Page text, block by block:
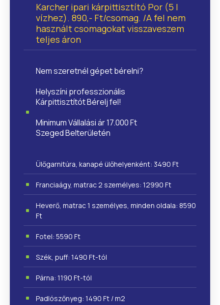
Karcher ipari kárpittisztító Por (5 l
vízhez). 890,- Ft/csomag. /A fel nem
használt csomagokat visszaveszem
teljes áron
Nem szeretnél gépet bérelni?
Helyszíni professzionális
Kárpittisztítót Bérelj fel!
Minimum Vállalási ár 17.000 Ft
Szeged Belterületén
Ülőgarnitúra, kanapé ülőhelyenként: 3490 Ft
Franciaágy, matrac 2 személyes: 12990 Ft
Heverő, matrac 1 személyes, minden oldala: 8590
Ft
Fotel: 5590 Ft
Szék, puff: 1490 Ft-tól
Párna: 1190 Ft-tól
Padlószőnyeg: 1490 Ft / m2